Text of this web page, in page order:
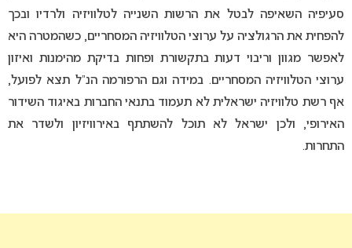
סעיפיה השאיפה לבטל את הרשות השנייה לטלוויזיה ולרדיו ובכך
להפחית את הרגולציה על ערוצי הטלוויזיה המסחריים, כשהמטרה היא
לאפשר מגוון וריבוי דעות בתקשורת ופחות בדיקת מהימנות ואיזון
ערוצי הטלוויזיה המסחריים. במידה וגם הרפורמה הנ”ל תצא לפועל,
אף רשת טלוויזיה ישראלית לא תעמוד בתנאי החברות באיגוד השידור
האירופי, ולכן ישראל לא תוכל להשתתף באירוויזיון ולשדר את
התחרות.